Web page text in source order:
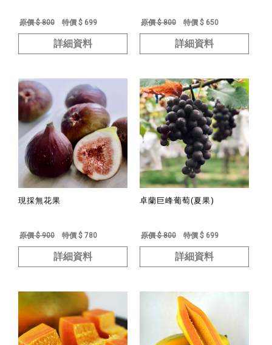
原價 $ 800 特價 $ 699
詳細資料
原價 $ 800 特價 $ 650
詳細資料
現採無花果
原價 $ 900 特價 $ 780
詳細資料
卓蘭巨峰葡萄(夏果)
原價 $ 800 特價 $ 699
詳細資料